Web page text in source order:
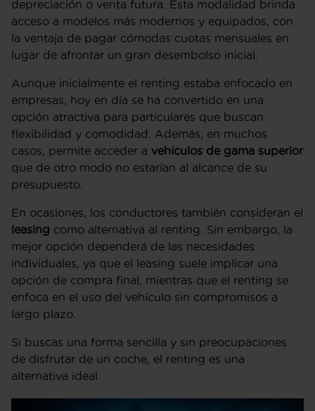
depreciación o venta futura. Esta modalidad brinda
acceso a modelos más modernos y equipados, con
la ventaja de pagar cómodas cuotas mensuales en
lugar de afrontar un gran desembolso inicial.
Aunque inicialmente el renting estaba enfocado en
empresas, hoy en día se ha convertido en una
opción atractiva para particulares que buscan
flexibilidad y comodidad. Además, en muchos
casos, permite acceder a vehículos de gama superior
que de otro modo no estarían al alcance de su
presupuesto.
En ocasiones, los conductores también consideran el
leasing como alternativa al renting. Sin embargo, la
mejor opción dependerá de las necesidades
individuales, ya que el leasing suele implicar una
opción de compra final, mientras que el renting se
enfoca en el uso del vehículo sin compromisos a
largo plazo.
Si buscas una forma sencilla y sin preocupaciones
de disfrutar de un coche, el renting es una
alternativa ideal.